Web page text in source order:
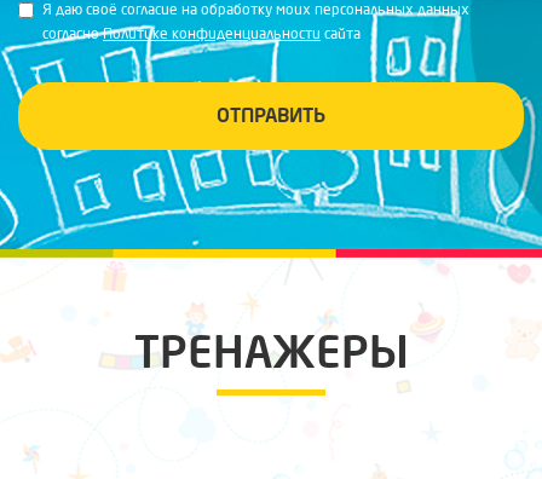
Я даю своё согласие на обработку моих персональных данных
согласноПолитике конфиденциальности сайта
ОТПРАВИТЬ
ТРЕНАЖЕРЫ